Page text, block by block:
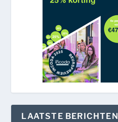
LAATSTE BERICHTEN